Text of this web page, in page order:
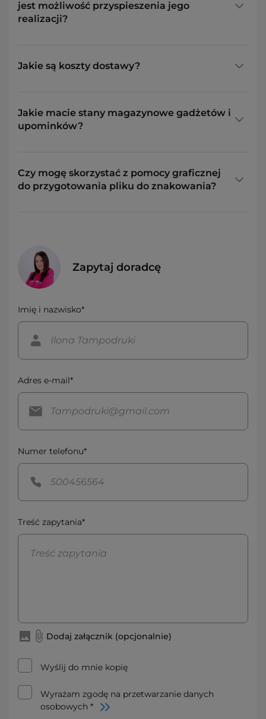
jest możliwość przyspieszenia jego
realizacji?
Jakie są koszty dostawy?
Jakie macie stany magazynowe gadżetów i
upominków?
Czy mogę skorzystać z pomocy graficznej
do przygotowania pliku do znakowania?
Zapytaj doradcę
Imię i nazwisko*
Adres e-mail*
Numer telefonu*
Treść zapytania*
Dodaj załącznik (opcjonalnie)
Wyślij do mnie kopię
Wyrażam zgodę na przetwarzanie danych
osobowych *